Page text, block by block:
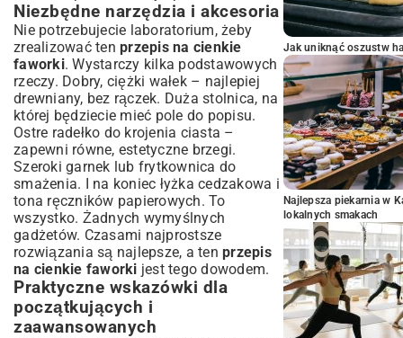
Niezbędne narzędzia i akcesoria
Nie potrzebujecie laboratorium, żeby
zrealizować ten przepis na cienkie
faworki. Wystarczy kilka podstawowych
rzeczy. Dobry, ciężki wałek – najlepiej
drewniany, bez rączek. Duża stolnica, na
której będziecie mieć pole do popisu.
Ostre radełko do krojenia ciasta –
zapewni równe, estetyczne brzegi.
Szeroki garnek lub frytkownica do
smażenia. I na koniec łyżka cedzakowa i
tona ręczników papierowych. To
wszystko. Żadnych wymyślnych
gadżetów. Czasami najprostsze
rozwiązania są najlepsze, a ten przepis
na cienkie faworki jest tego dowodem.
Praktyczne wskazówki dla
początkujących i
zaawansowanych
Jak uniknąć oszustw
Najlepsza piekarnia w
lokalnych smakach